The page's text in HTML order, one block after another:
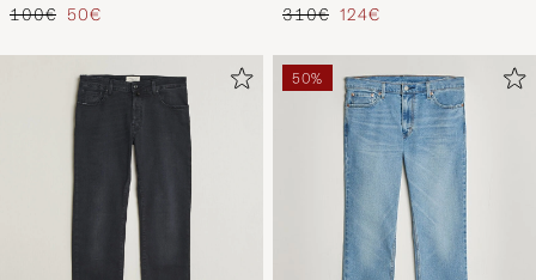
Regulärer Preis
100€ Reduzierter Preis
50€ Regulärer Preis
310€ Reduzierter Preis
124€
50%